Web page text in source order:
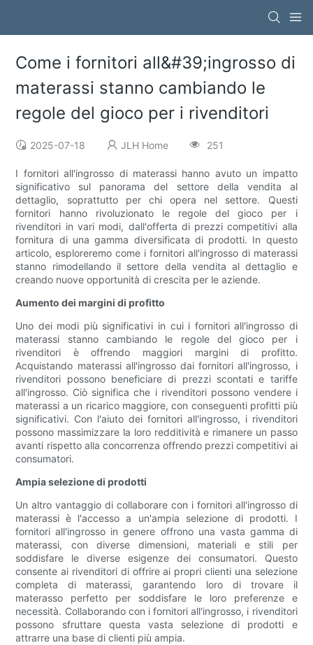
Come i fornitori all&#39;ingrosso di
materassi stanno cambiando le
regole del gioco per i rivenditori
2025-07-18 JLH Home 251
I fornitori all'ingrosso di materassi hanno avuto un impatto
significativo sul panorama del settore della vendita al
dettaglio, soprattutto per chi opera nel settore. Questi
fornitori hanno rivoluzionato le regole del gioco per i
rivenditori in vari modi, dall'offerta di prezzi competitivi alla
fornitura di una gamma diversificata di prodotti. In questo
articolo, esploreremo come i fornitori all'ingrosso di materassi
stanno rimodellando il settore della vendita al dettaglio e
creando nuove opportunità di crescita per le aziende.
Aumento dei margini di profitto
Uno dei modi più significativi in ​​cui i fornitori all'ingrosso di
materassi stanno cambiando le regole del gioco per i
rivenditori è offrendo maggiori margini di profitto.
Acquistando materassi all'ingrosso dai fornitori all'ingrosso, i
rivenditori possono beneficiare di prezzi scontati e tariffe
all'ingrosso. Ciò significa che i rivenditori possono vendere i
materassi a un ricarico maggiore, con conseguenti profitti più
significativi. Con l'aiuto dei fornitori all'ingrosso, i rivenditori
possono massimizzare la loro redditività e rimanere un passo
avanti rispetto alla concorrenza offrendo prezzi competitivi ai
consumatori.
Ampia selezione di prodotti
Un altro vantaggio di collaborare con i fornitori all'ingrosso di
materassi è l'accesso a un'ampia selezione di prodotti. I
fornitori all'ingrosso in genere offrono una vasta gamma di
materassi, con diverse dimensioni, materiali e stili per
soddisfare le diverse esigenze dei consumatori. Questo
consente ai rivenditori di offrire ai propri clienti una selezione
completa di materassi, garantendo loro di trovare il
materasso perfetto per soddisfare le loro preferenze e
necessità. Collaborando con i fornitori all'ingrosso, i rivenditori
possono sfruttare questa vasta selezione di prodotti e
attrarre una base di clienti più ampia.